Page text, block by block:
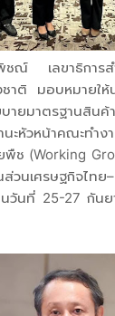
เลขาธิการสำ
ชาติ มอบหมายใ
ายมาตรฐานสินค้
นะหัวหน้าคณะทำ
ช (Working
วนเศรษฐกิจไทย
นวันที่ 25-27 กัน